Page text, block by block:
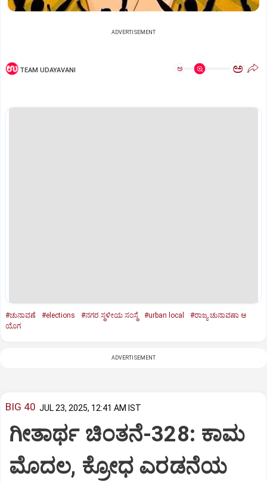
ADVERTISEMENT
TEAM UDAYAVANI ಅ ಅ
#ಚುನಾವಣೆ #elections #ನಗರ ಸ್ಥಳೀಯ ಸಂಸ್ಥೆ #urban local
#ರಾಜ್ಯ ಚುನಾವಣಾ ಆ
ಯೊಗ
ADVERTISEMENT
BIG 40 JUL 23, 2025, 12:41 AM IST
ಗೀತಾರ್ಥ ಚಿಂತನೆ-328: ಕಾಮ
ಮೊದಲ, ಕ್ರೋಧ ಎರಡನೆಯ